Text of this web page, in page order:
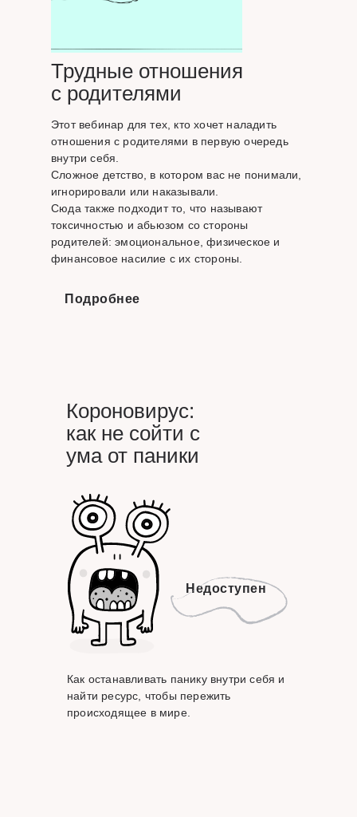
Трудные отношения
с родителями
Этот вебинар для тех, кто хочет наладить
отношения с родителями в первую очередь
внутри себя.
Сложное детство, в котором вас не понимали,
игнорировали или наказывали.
Сюда также подходит то, что называют
токсичностью и абьюзом со стороны
родителей: эмоциональное, физическое и
финансовое насилие с их стороны.
Подробнее
Короновирус:
как не сойти с
ума от паники
Как останавливать панику внутри себя и
найти ресурс, чтобы пережить
происходящее в мире.
Недоступен